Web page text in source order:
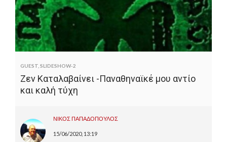
GUEST SLIDESHOW-2
Ζεν Καταλαβαίνει -Παναθηναϊκέ μου αντίο
και καλή τύχη
ΝΙΚΟΣ ΠΑΠΑΔΟΠΟΥΛΟΣ
15/06/2020, 13:19